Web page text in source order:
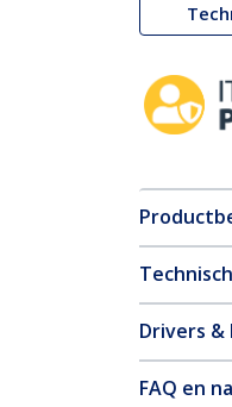
Drivers &
FAQ en